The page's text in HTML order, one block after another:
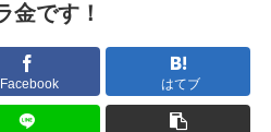
金です！
Facebook はてブ